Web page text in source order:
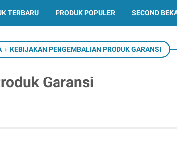
TERBARU PRODUK POPULER SECOND
› KEBIJAKAN PENGEMBALIAN PRODUK GARANSI
Garansi